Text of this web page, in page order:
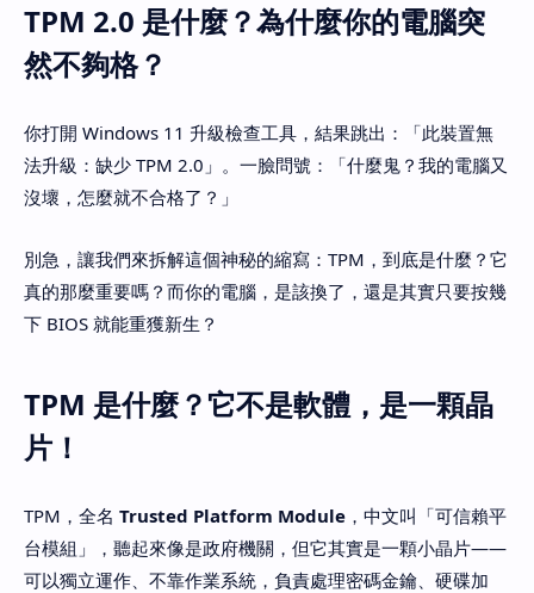
TPM 2.0 是什麼？為什麼你的電腦突
然不夠格？
你打開 Windows 11 升級檢查工具，結果跳出：「此裝置無
法升級：缺少 TPM 2.0」。一臉問號：「什麼鬼？我的電腦又
沒壞，怎麼就不合格了？」
別急，讓我們來拆解這個神秘的縮寫：TPM，到底是什麼？它
真的那麼重要嗎？而你的電腦，是該換了，還是其實只要按幾
下 BIOS 就能重獲新生？
TPM 是什麼？它不是軟體，是一顆晶
片！
TPM，全名 Trusted Platform Module ，中文叫「可信賴平
台模組」，聽起來像是政府機關，但它其實是一顆小晶片——
可以獨立運作、不靠作業系統，負責處理密碼金鑰、硬碟加